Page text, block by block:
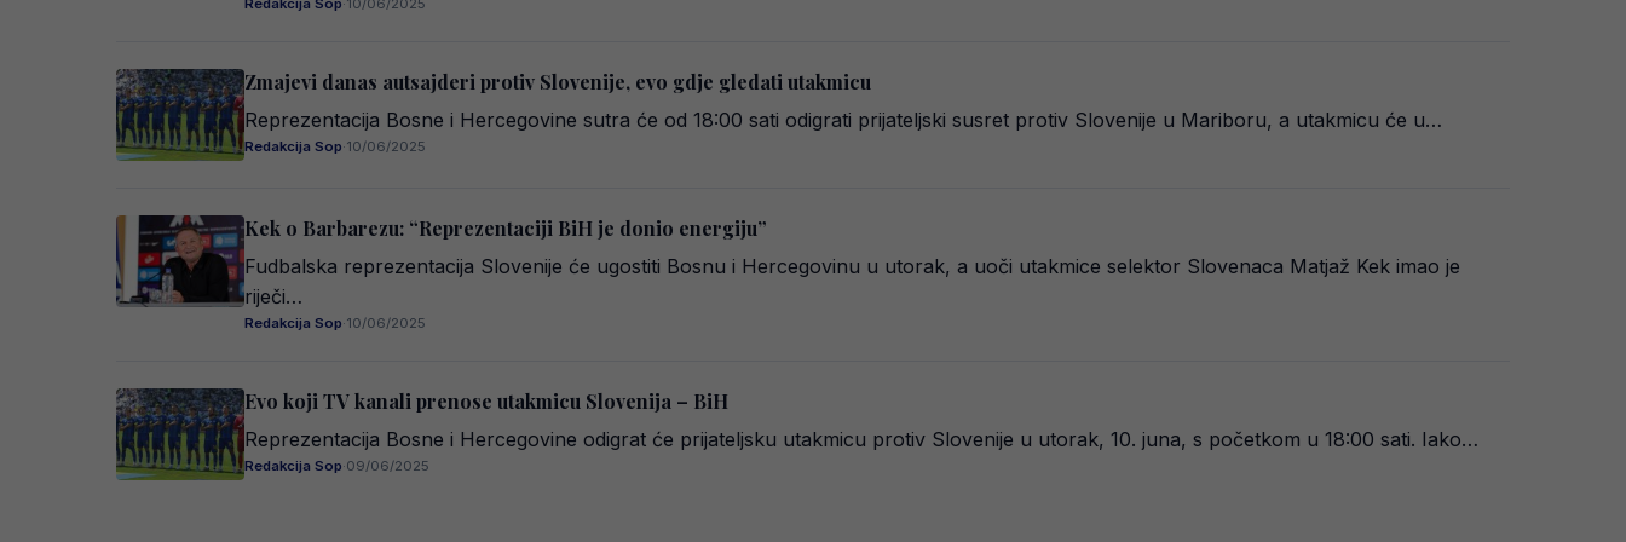
Redakcija Sop·10/06/2025
Zmajevi danas autsajderi protiv Slovenije, evo gdje gledati utakmicu
Reprezentacija Bosne i Hercegovine sutra će od 18:00 sati odigrati prijateljski susret protiv Slovenije u Mariboru, a utakmicu će u…
Redakcija Sop·10/06/2025
Kek o Barbarezu: “Reprezentaciji BiH je donio energiju”
Fudbalska reprezentacija Slovenije će ugostiti Bosnu i Hercegovinu u utorak, a uoči utakmice selektor Slovenaca Matjaž Kek imao je
riječi…
Redakcija Sop·10/06/2025
Evo koji TV kanali prenose utakmicu Slovenija – BiH
Reprezentacija Bosne i Hercegovine odigrat će prijateljsku utakmicu protiv Slovenije u utorak, 10. juna, s početkom u 18:00 sati. Iako…
Redakcija Sop·09/06/2025